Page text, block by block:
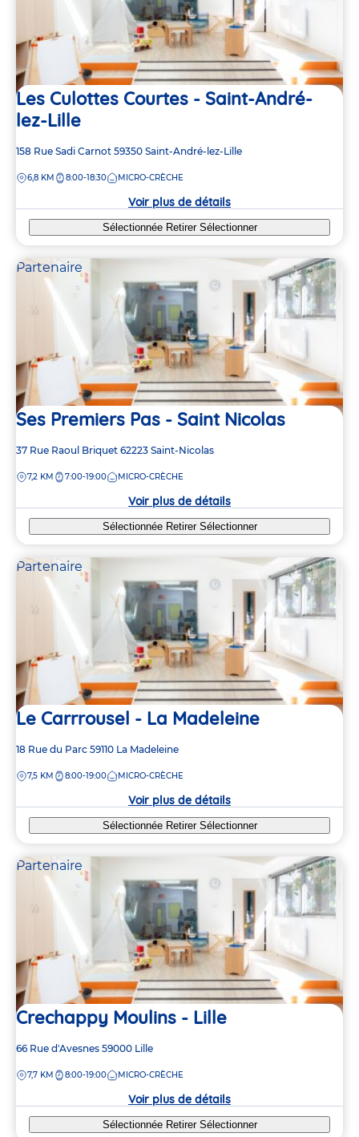
Les Culottes Courtes - Saint-André-
lez-Lille
Adresse
la
158 Rue Sadi Carnot 59350 Saint-André-lez-Lille
DISTANCE
6,8 KM 8:00-18:30 MICRO-CRÈCHE
Voir plus de détails
Sélectionnée Retirer Sélectionner
Partenaire
Ses Premiers Pas - Saint Nicolas
Adresse
la
37 Rue Raoul Briquet 62223 Saint-Nicolas
DISTANCE
7,2 KM 7:00-19:00 MICRO-CRÈCHE
Voir plus de détails
Sélectionnée Retirer Sélectionner
Partenaire
Le Carrrousel - La Madeleine
Adresse
la
18 Rue du Parc 59110 La Madeleine
DISTANCE
7,5 KM 8:00-19:00 MICRO-CRÈCHE
Voir plus de détails
Sélectionnée Retirer Sélectionner
Partenaire
Crechappy Moulins - Lille
Adresse
la
66 Rue d'Avesnes 59000 Lille
DISTANCE
7,7 KM 8:00-19:00 MICRO-CRÈCHE
Voir plus de détails
Sélectionnée Retirer Sélectionner